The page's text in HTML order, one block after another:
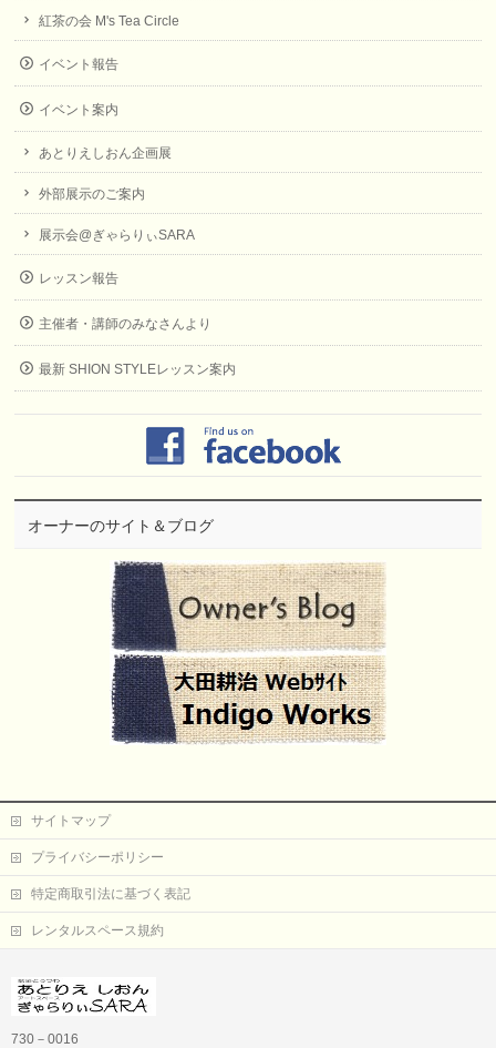
紅茶の会 M's Tea Circle
イベント報告
イベント案内
あとりえしおん企画展
外部展示のご案内
展示会@ぎゃらりぃSARA
レッスン報告
主催者・講師のみなさんより
最新 SHION STYLEレッスン案内
オーナーのサイト＆ブログ
サイトマップ
プライバシーポリシー
特定商取引法に基づく表記
レンタルスペース規約
730－0016